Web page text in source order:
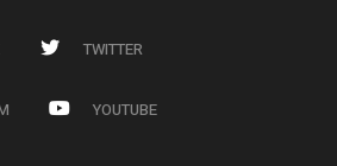
TWITTER
YOUTUBE